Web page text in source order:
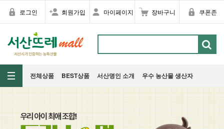
로그인 회원가입 마이페이지 장바구니 쿠폰존
전체상품 BEST상품 서산명인 소개 우수 농산물 생산자